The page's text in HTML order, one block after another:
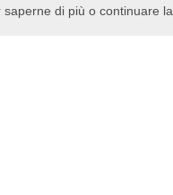
di più o continuare la